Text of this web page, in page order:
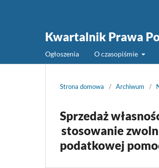
Kwartalnik Prawa
Ogłoszenia O czasopiśmie
Strona domowa / Archiwum /
Sprzedaż
stosowanie
podatkowej